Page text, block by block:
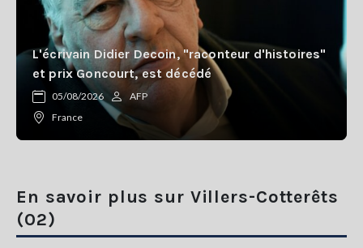
L'écrivain Didier Decoin, "raconteur d'histoires"
et prix Goncourt, est décédé
05/08/2026
AFP
France
En savoir plus sur Villers-Cotterêts
(02)